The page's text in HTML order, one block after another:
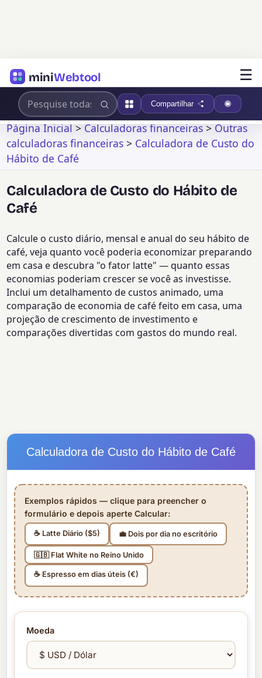
miniWebtool ☰
Compartilhar
Página Inicial>Calculadoras financeiras>Outras
calculadoras financeiras > Calculadora de Custo do
Hábito de Café
Calculadora de Custo do Hábito de
Café
Calcule o custo diário, mensal e anual do seu hábito de
café, veja quanto você poderia economizar preparando
em casa e descubra "o fator latte" — quanto essas
economias poderiam crescer se você as investisse.
Inclui um detalhamento de custos animado, uma
comparação de economia de café feito em casa, uma
projeção de crescimento de investimento e
comparações divertidas com gastos do mundo real.
Calculadora de Custo do Hábito de Café
Exemplos rápidos — clique para preencher o
formulário e depois aperte Calcular:
☕ Latte Diário ($5) 💼 Dois por dia no escritório
🇬🇧 Flat White no Reino Unido
☕ Espresso em dias úteis (€)
Moeda